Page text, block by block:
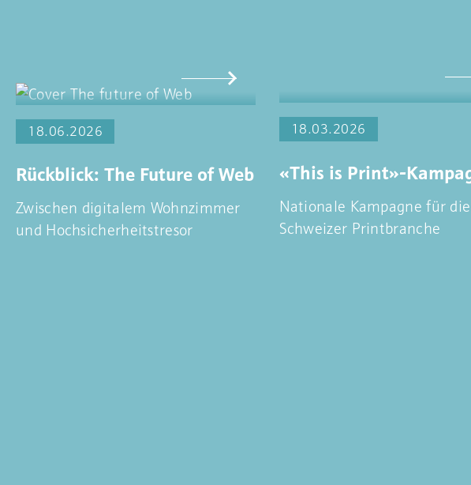
18.06.2026
Rückblick: The Future of Web
Zwischen digitalem Wohnzimmer
und Hochsicherheitstresor
18.03.2026
«This is Print»-
Nationale Kampagne für die
Schweizer Printbranche